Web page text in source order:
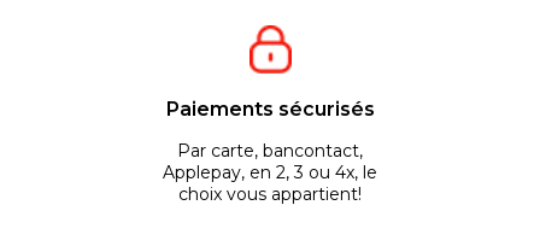
Paiements sécurisés
Par carte, bancontact,
Applepay, en 2, 3 ou 4x, le
choix vous appartient!